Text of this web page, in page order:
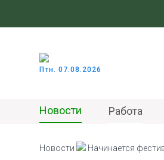
Птн. 07.08.2026
Новости Работа
Новости Начинается